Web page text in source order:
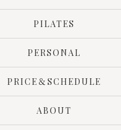
PILATES
PERSONAL
PRICE＆SCHEDULE
ABOUT